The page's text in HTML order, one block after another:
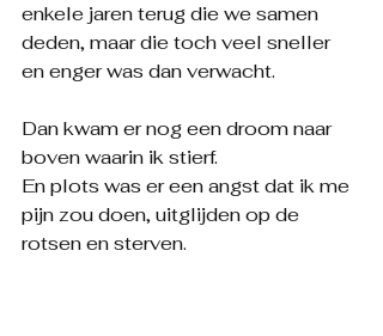
enkele jaren terug die we samen
deden, maar die toch veel sneller
en enger was dan verwacht.
Dan kwam er nog een droom naar
boven waarin ik stierf.
En plots was er een angst dat ik me
pijn zou doen, uitglijden op de
rotsen en sterven.